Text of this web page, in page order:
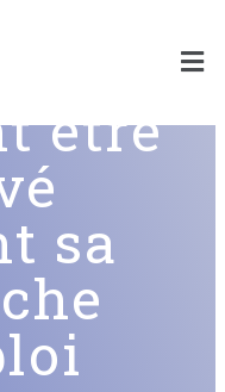
être
sa